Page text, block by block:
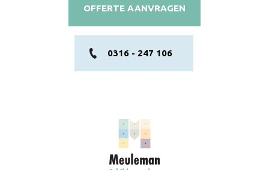
OFFERTE AANVRAGEN
0316 - 247 106